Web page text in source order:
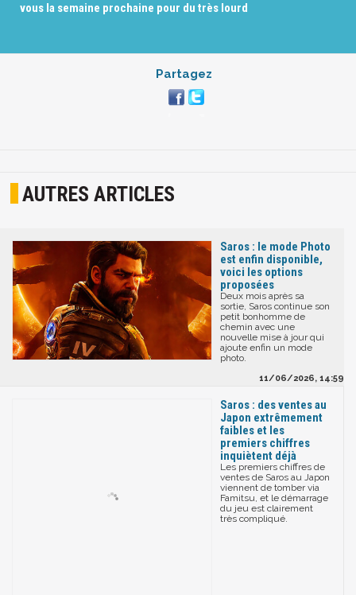
vous la semaine prochaine pour du très lourd
Partagez
AUTRES ARTICLES
Saros : le mode Photo
est enfin disponible,
voici les options
proposées
Deux mois après sa
sortie, Saros continue son
petit bonhomme de
chemin avec une
nouvelle mise à jour qui
ajoute enfin un mode
photo.
11/06/2026, 14:59
Saros : des ventes au
Japon extrêmement
faibles et les
premiers chiffres
inquiètent déjà
Les premiers chiffres de
ventes de Saros au Japon
viennent de tomber via
Famitsu, et le démarrage
du jeu est clairement
très compliqué.